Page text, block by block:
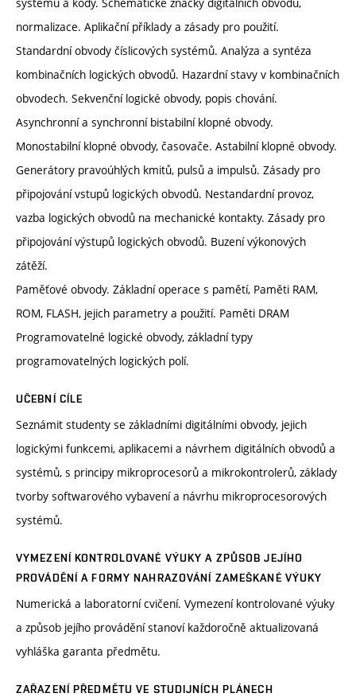
normalizace. Aplikační příklady a zásady pro použití.
Standardní obvody číslicových systémů. Analýza a syntéza
kombinačních logických obvodů. Hazardní stavy v kombinačních
obvodech. Sekvenční logické obvody, popis chování.
Asynchronní a synchronní bistabilní klopné obvody.
Monostabilní klopné obvody, časovače. Astabilní klopné obvody.
Generátory pravoúhlých kmitů, pulsů a impulsů. Zásady pro
připojování vstupů logických obvodů. Nestandardní provoz,
vazba logických obvodů na mechanické kontakty. Zásady pro
připojování výstupů logických obvodů. Buzení výkonových
zátěží.
Paměťové obvody. Základní operace s pamětí, Paměti RAM,
ROM, FLASH, jejich parametry a použití. Paměti DRAM
Programovatelné logické obvody, základní typy
programovatelných logických polí.
UČEBNÍ CÍLE
Seznámit studenty se základními digitálními obvody, jejich
logickými funkcemi, aplikacemi a návrhem digitálních obvodů a
systémů, s principy mikroprocesorů a mikrokontrolerů, základy
tvorby softwarového vybavení a návrhu mikroprocesorových
systémů.
VYMEZENÍ KONTROLOVANÉ VÝUKY A ZPŮSOB JEJÍHO
PROVÁDĚNÍ A FORMY NAHRAZOVÁNÍ ZAMEŠKANÉ VÝUKY
Numerická a laboratorní cvičení. Vymezení kontrolované výuky
a způsob jejího provádění stanoví každoročně aktualizovaná
vyhláška garanta předmětu.
ZAŘAZENÍ PŘEDMĚTU VE STUDIJNÍCH PLÁNECH